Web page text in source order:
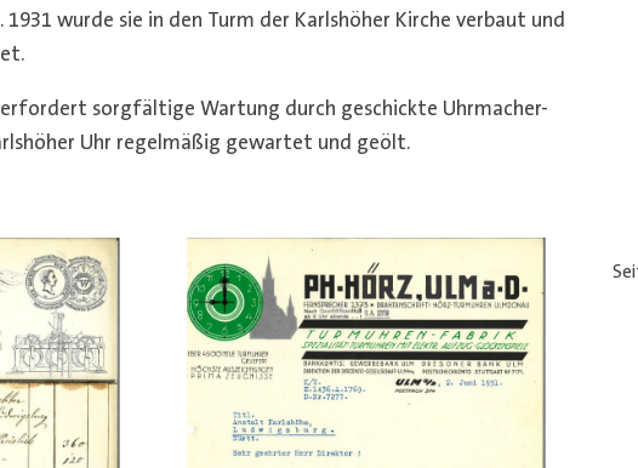
wurde sie in den Turm der Karlshöher Kirche verbaut und
erfordert sorgfältige Wartung durch geschickte Uhrmacher-
Uhr regelmäßig gewartet und geölt.